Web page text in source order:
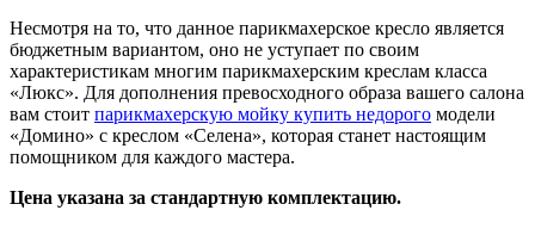
Несмотря на то, что данное парикмахерское кресло является
бюджетным вариантом, оно не уступает по своим
характеристикам многим парикмахерским креслам класса
«Люкс». Для дополнения превосходного образа вашего салона
вам стоит парикмахерскую мойку купить недорого модели
«Домино» с креслом «Селена», которая станет настоящим
помощником для каждого мастера.
Цена указана за стандартную комплектацию.